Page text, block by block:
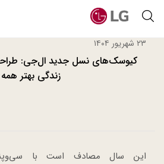
۲۳ شهریور ۱۴۰۴
کیوسک‌های نسل جدید ال‌جی:
زندگی بهتر همه
این سال مصادف است با